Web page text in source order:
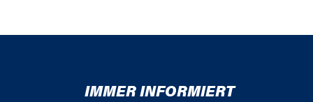
IMMER INFORMIERT